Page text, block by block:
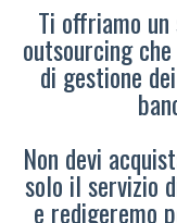
Ti offriamo
outsourcing
di gestione
Non devi
solo il servizio
e redigeremo